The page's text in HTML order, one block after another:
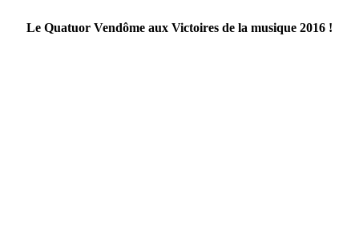
Le Quatuor Vendôme aux Victoires de la musique 2016 !